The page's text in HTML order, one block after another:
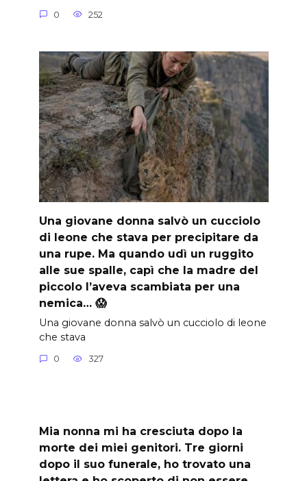
0 252
Una giovane donna salvò un cucciolo
di leone che stava per precipitare da
una rupe. Ma quando udì un ruggito
alle sue spalle, capì che la madre del
piccolo l’aveva scambiata per una
nemica… 😱
Una giovane donna salvò un cucciolo di leone
che stava
0 327
Mia nonna mi ha cresciuta dopo la
morte dei miei genitori. Tre giorni
dopo il suo funerale, ho trovato una